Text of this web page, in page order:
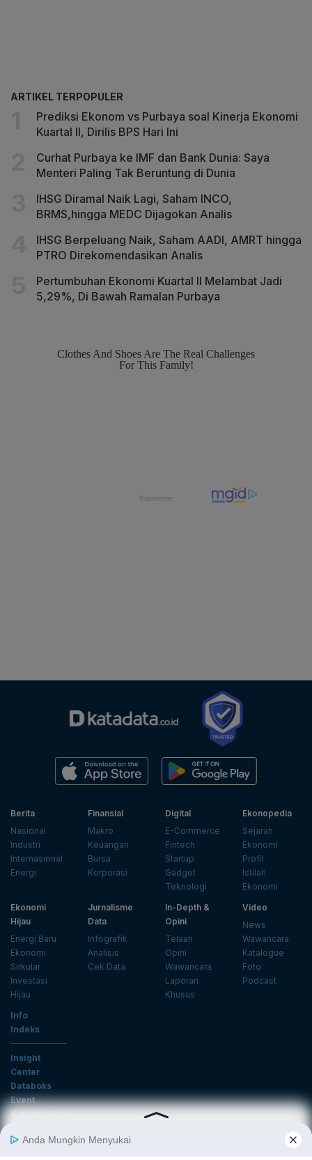
ARTIKEL TERPOPULER
Prediksi Ekonom vs Purbaya soal Kinerja Ekonomi
Kuartal II, Dirilis BPS Hari Ini
Curhat Purbaya ke IMF dan Bank Dunia: Saya
Menteri Paling Tak Beruntung di Dunia
IHSG Diramal Naik Lagi, Saham INCO,
BRMS,hingga MEDC Dijagokan Analis
IHSG Berpeluang Naik, Saham AADI, AMRT hingga
PTRO Direkomendasikan Analis
Pertumbuhan Ekonomi Kuartal II Melambat Jadi
5,29%, Di Bawah Ramalan Purbaya
Berita
Nasional
Industri
Internasional
Energi
Finansial
Makro
Keuangan
Bursa
Korporasi
Digital
E-Commerce
Fintech
Startup
Gadget
Teknologi
Ekonopedia
Sejarah
Ekonomi
Profil
Istilah
Ekonomi
Ekonomi
Hijau
Energi Baru
Ekonomi
Sirkular
Investasi
Hijau
Jurnalisme
Data
Infografik
Analisis
Cek Data
In-Depth &
Opini
Telaah
Opini
Wawancara
Laporan
Khusus
Video
News
Wawancara
Katalogue
Foto
Podcast
Info
Indeks
Insight
Center
Databoks
Event
KatadataOto